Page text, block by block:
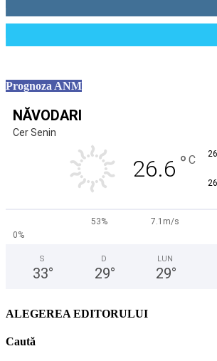
Prognoza ANM
NĂVODARI
Cer Senin
26.6 ° C
53%
7.1m/s
0%
S
33°
D
29°
LUN
29°
ALEGEREA EDITORULUI
Caută